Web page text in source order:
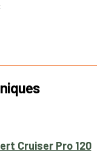
Cruiser Pro 120